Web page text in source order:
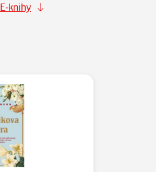
E-knihy